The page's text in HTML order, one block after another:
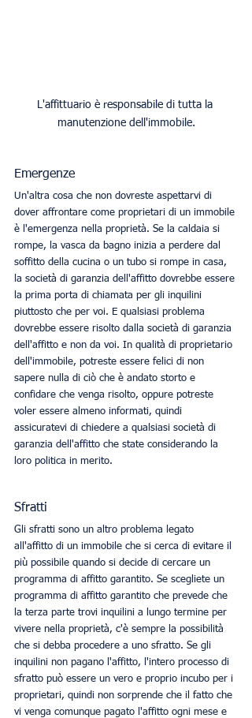
L'affittuario è responsabile di tutta la
manutenzione dell'immobile.
Emergenze
Un'altra cosa che non dovreste aspettarvi di
dover affrontare come proprietari di un immobile
è l'emergenza nella proprietà. Se la caldaia si
rompe, la vasca da bagno inizia a perdere dal
soffitto della cucina o un tubo si rompe in casa,
la società di garanzia dell'affitto dovrebbe essere
la prima porta di chiamata per gli inquilini
piuttosto che per voi. E qualsiasi problema
dovrebbe essere risolto dalla società di garanzia
dell'affitto e non da voi. In qualità di proprietario
dell'immobile, potreste essere felici di non
sapere nulla di ciò che è andato storto e
confidare che venga risolto, oppure potreste
voler essere almeno informati, quindi
assicuratevi di chiedere a qualsiasi società di
garanzia dell'affitto che state considerando la
loro politica in merito.
Sfratti
Gli sfratti sono un altro problema legato
all'affitto di un immobile che si cerca di evitare il
più possibile quando si decide di cercare un
programma di affitto garantito. Se scegliete un
programma di affitto garantito che prevede che
la terza parte trovi inquilini a lungo termine per
vivere nella proprietà, c'è sempre la possibilità
che si debba procedere a uno sfratto. Se gli
inquilini non pagano l'affitto, l'intero processo di
sfratto può essere un vero e proprio incubo per i
proprietari, quindi non sorprende che il fatto che
vi venga comunque pagato l'affitto ogni mese e